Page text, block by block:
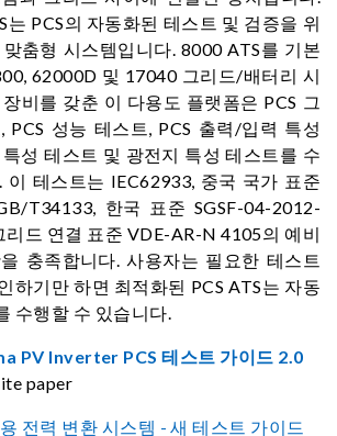
는 PCS의 자동화된 테스트 및 검증을 위
춤형 시스템입니다. 8000 ATS를 기본
62000D 및 17040 그리드/배터리 시
비를 갖춘 이 다용도 플랫폼은 PCS 그
PCS 성능 테스트, PCS 출력/입력 특성
성 테스트 및 광전지 특성 테스트를 수
이 테스트는 IEC62933, 중국 국가 표준
T34133, 한국 표준 SGSF-04-2012-
리드 연결 표준 VDE-AR-N 4105의 예비
충족합니다. 사용자는 필요한 테스트
하기만 하면 최적화된 PCS ATS는 자동
수행할 수 있습니다.
PV Inverter PCS 테스트 가이드 2.0
paper
전력 변환 시스템 - 새 테스트 가이드